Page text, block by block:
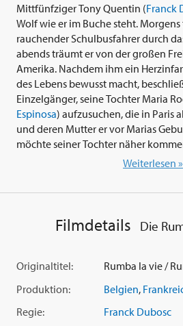
Mittfünfziger Tony Quentin (Franck
Wolf wie er im Buche steht.
rauchender Schulbusfahrer durch
abends träumt er von der großen
Amerika. Nachdem ihm ein
des Lebens bewusst macht,
Einzelgänger, seine Tochter Maria
Espinosa) aufzusuchen, die in Paris
und deren Mutter er vor Marias
möchte seiner Tochter näher
zu erkennen zu geben. So meldet er
und Nacht Hüftschwünge,
Cha-Rhythmen und ergattert sich
Abwesenheit so einfach wegtanzen?
Mit 'Die Rumba-Therapie' (2022)
Dubosc
nicht nur dem Skandal-Autor
Weiterlesen »
Filmdetails Die
Originaltitel:
Rumba la vie /
Produktion:
Belgien,
Regie:
Franck Dubosc